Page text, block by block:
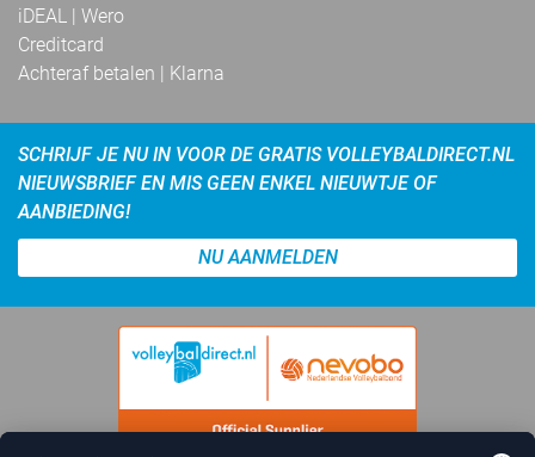
iDEAL | Wero
Creditcard
Achteraf betalen | Klarna
SCHRIJF JE NU IN VOOR DE GRATIS VOLLEYBALDIRECT.NL
NIEUWSBRIEF EN MIS GEEN ENKEL NIEUWTJE OF
AANBIEDING!
NU AANMELDEN